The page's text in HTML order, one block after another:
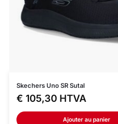
Skechers Uno SR Sutal
€ 105,30 HTVA
Ajouter au panier